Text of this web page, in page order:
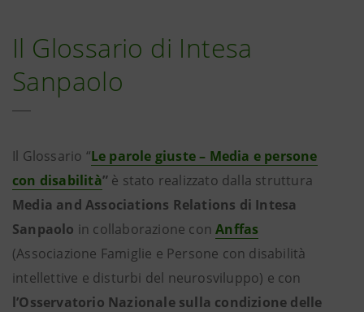
Il Glossario di Intesa
Sanpaolo
Il Glossario “Le parole giuste – Media e persone
con disabilità” è stato realizzato dalla struttura
Media and Associations Relations di Intesa
Sanpaolo in collaborazione conAnffas
(Associazione Famiglie e Persone con disabilità
intellettive e disturbi del neurosviluppo) e con
l’Osservatorio Nazionale sulla condizione delle